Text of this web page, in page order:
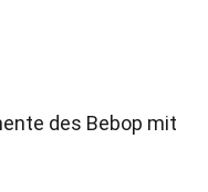
des Bebop mit